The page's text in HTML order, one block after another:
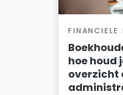
FINANCIELE
hoe houd
overzicht